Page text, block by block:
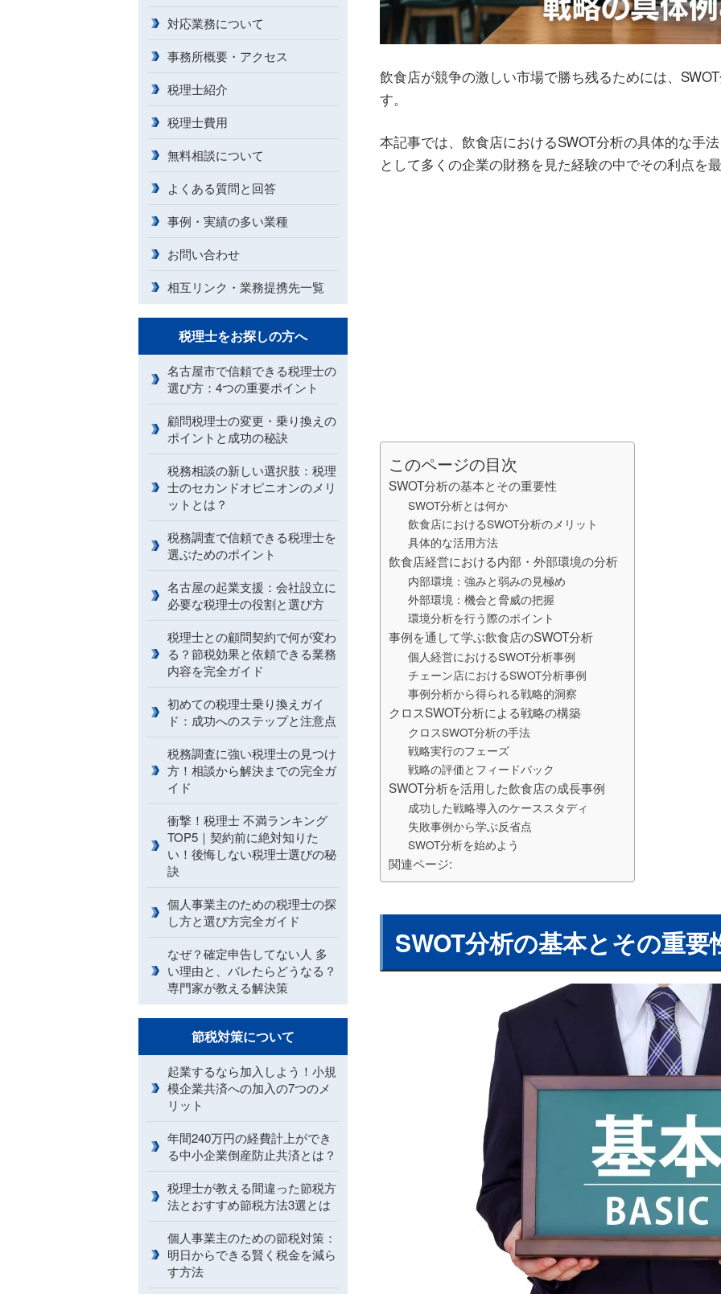
飲食店が競争の激しい市場で勝ち残るためには、
す。
本記事では、飲食店におけるSWOT分析の具体的な手
として多くの企業の財務を見た経験の中でその利点を
このページの目次
SWOT分析の基本とその重要性
SWOT分析とは何か
飲食店におけるSWOT分析のメリット
具体的な活用方法
飲食店経営における内部・外部環境の分析
内部環境：強みと弱みの見極め
外部環境：機会と脅威の把握
環境分析を行う際のポイント
事例を通して学ぶ飲食店のSWOT分析
個人経営におけるSWOT分析事例
チェーン店におけるSWOT分析事例
事例分析から得られる戦略的洞察
クロスSWOT分析による戦略の構築
クロスSWOT分析の手法
戦略実行のフェーズ
戦略の評価とフィードバック
SWOT分析を活用した飲食店の成長事例
成功した戦略導入のケーススタディ
失敗事例から学ぶ反省点
SWOT分析を始めよう
関連ページ:
SWOT分析の基本とその重要
対応業務について
事務所概要・アクセス
税理士紹介
税理士費用
無料相談について
よくある質問と回答
事例・実績の多い業種
お問い合わせ
相互リンク・業務提携先一覧
税理士をお探しの方へ
名古屋市で信頼できる税理士の
選び方：4つの重要ポイント
顧問税理士の変更・乗り換えの
ポイントと成功の秘訣
税務相談の新しい選択肢：税理
士のセカンドオピニオンのメリ
ットとは？
税務調査で信頼できる税理士を
選ぶためのポイント
名古屋の起業支援：会社設立に
必要な税理士の役割と選び方
税理士との顧問契約で何が変わ
る？節税効果と依頼できる業務
内容を完全ガイド
初めての税理士乗り換えガイ
ド：成功へのステップと注意点
税務調査に強い税理士の見つけ
方！相談から解決までの完全ガ
イド
衝撃！税理士 不満ランキング
TOP5｜契約前に絶対知りた
い！後悔しない税理士選びの秘
訣
個人事業主のための税理士の探
し方と選び方完全ガイド
なぜ？確定申告してない人 多
い理由と、バレたらどうなる？
専門家が教える解決策
節税対策について
起業するなら加入しよう！小規
模企業共済への加入の7つのメ
リット
年間240万円の経費計上ができ
る中小企業倒産防止共済とは？
税理士が教える間違った節税方
法とおすすめ節税方法3選とは
個人事業主のための節税対策：
明日からできる賢く税金を減ら
す方法